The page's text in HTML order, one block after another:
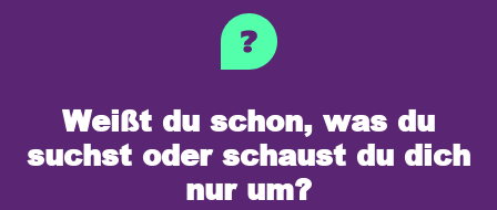
Weißt du schon, was du
suchst oder schaust du dich
nur um?